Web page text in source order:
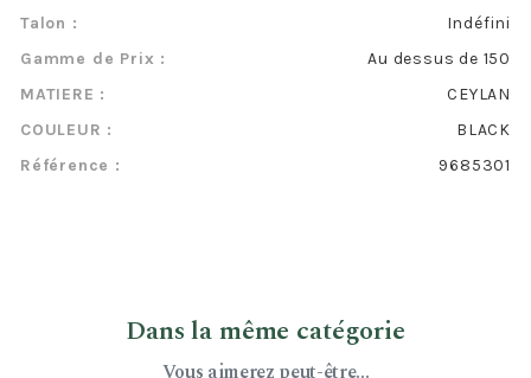
Talon :
Indéfini
Gamme de Prix :
Au dessus de 150
MATIERE :
CEYLAN
COULEUR :
BLACK
Référence :
9685301
Dans la même catégorie
Vous aimerez peut-être...